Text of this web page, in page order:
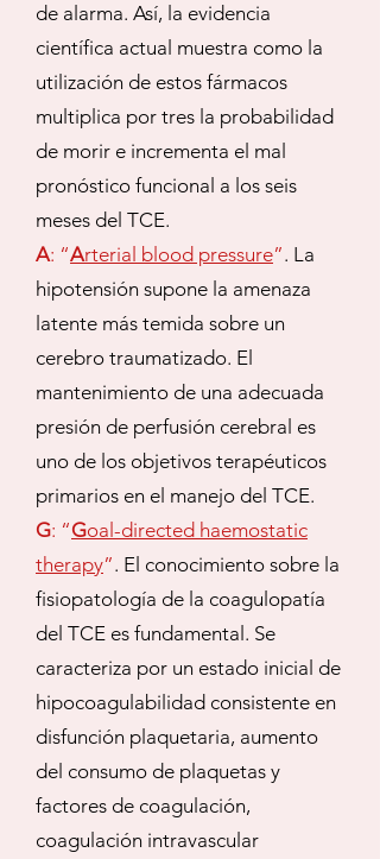
de alarma. Así, la evidencia
científica actual muestra como la
utilización de estos fármacos
multiplica por tres la probabilidad
de morir e incrementa el mal
pronóstico funcional a los seis
meses del TCE.
A: “Arterial blood pressure”. La
hipotensión supone la amenaza
latente más temida sobre un
cerebro traumatizado. El
mantenimiento de una adecuada
presión de perfusión cerebral es
uno de los objetivos terapéuticos
primarios en el manejo del TCE.
G: “Goal-directed haemostatic
therapy”. El conocimiento sobre la
fisiopatología de la coagulopatía
del TCE es fundamental. Se
caracteriza por un estado inicial de
hipocoagulabilidad consistente en
disfunción plaquetaria, aumento
del consumo de plaquetas y
factores de coagulación,
coagulación intravascular